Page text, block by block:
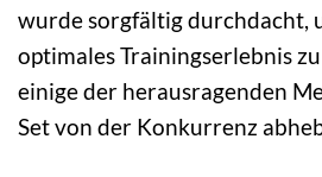
wurde sorgfältig durchdacht,
optimales Trainingserlebnis
einige der herausragenden
Set von der Konkurrenz